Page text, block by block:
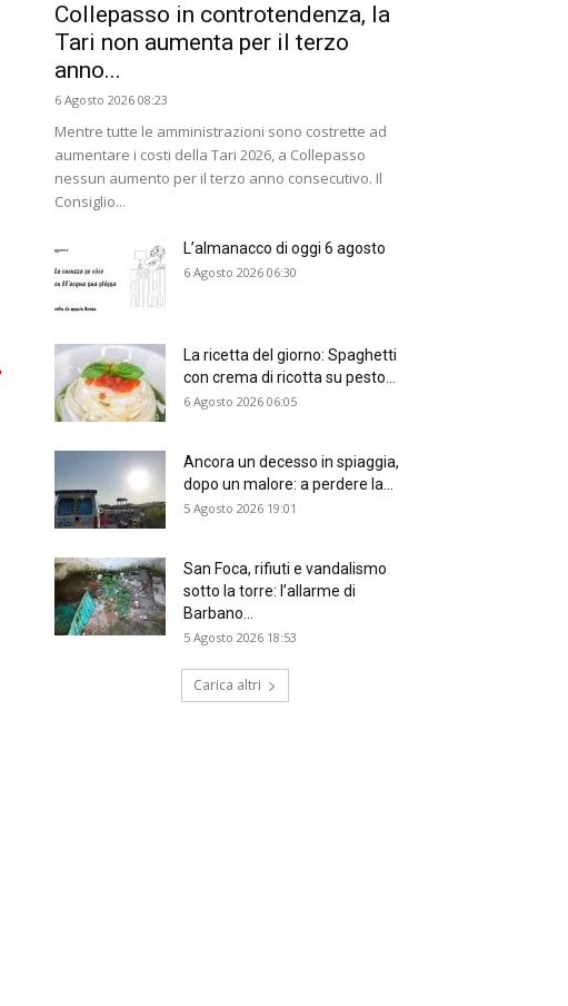
Collepasso in controtendenza, la
Tari non aumenta per il terzo
anno...
6 Agosto 2026 08:23
Mentre tutte le amministrazioni sono costrette ad
aumentare i costi della Tari 2026, a Collepasso
nessun aumento per il terzo anno consecutivo. Il
Consiglio...
L’almanacco di oggi 6 agosto
6 Agosto 2026 06:30
La ricetta del giorno: Spaghetti
con crema di ricotta su pesto...
6 Agosto 2026 06:05
Ancora un decesso in spiaggia,
dopo un malore: a perdere la...
5 Agosto 2026 19:01
San Foca, rifiuti e vandalismo
sotto la torre: l’allarme di
Barbano...
5 Agosto 2026 18:53
Carica altri